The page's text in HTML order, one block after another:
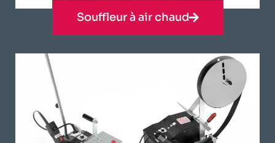
Souffleur à air chaud